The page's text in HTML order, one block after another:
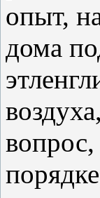
опыт,
дома
вопрос,